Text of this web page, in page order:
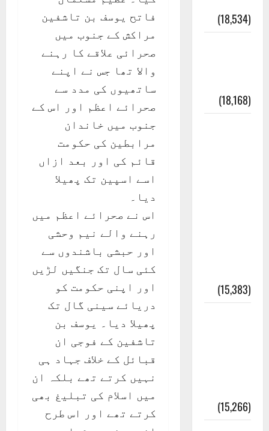
فاتح یوسف بن تاشفین
مراکش کے جنوب میں
صحرائی علاقے کا رہنے
والا تھا جس نے اپنے
ساتھیوں کی مدد سے
صحرائے اعظم اور اس کے
جنوب میں خاندان
مرابطین کی حکومت
قائم کی اور بعد ازاں
اسے اسپین تک پھیلا
دیا۔
اس نے صحرائے اعظم میں
رہنے والے نیم وحشی
اور حبشی باشندوں سے
کئی سال تک جنگیں لڑیں
اور اپنی حکومت کو
دریائے سینی گال تک
پھیلا دیا۔ یوسف بن
تاشفین کے فوجی ان
قبائل کے خلاف جہاد ہی
نہیں کرتے تھے بلکہ ان
میں اسلام کی تبلیغ بھی
کرتے تھے اور اس طرح
(18,534)
(18,168)
(15,383)
(15,266)